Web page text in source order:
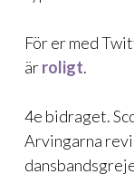
För er med
ärroligt.
4e bidraget.
Arvingarna